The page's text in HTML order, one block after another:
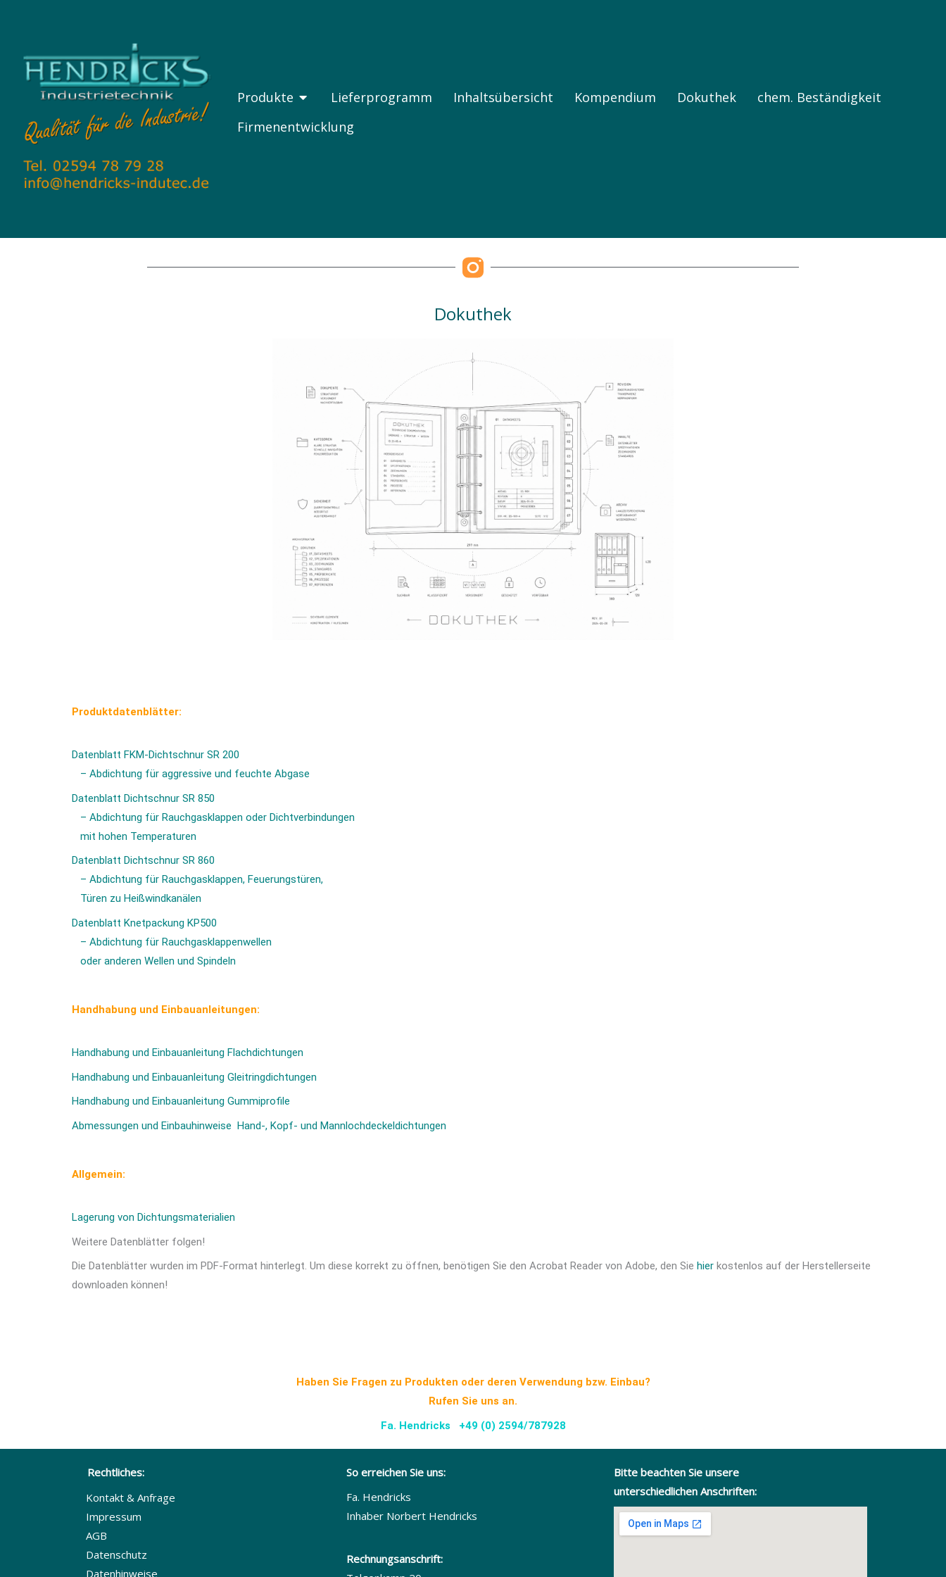
Produkte ÖFFNE PRODUKTE
Lieferprogramm Inhaltsübersicht Kompendium Dokuthek
chem. Beständigkeit
Firmenentwicklung
Dokuthek
Produktdatenblätter:
Datenblatt FKM-Dichtschnur SR 200
– Abdichtung für aggressive und feuchte Abgase
Datenblatt Dichtschnur SR 850
– Abdichtung für Rauchgasklappen oder Dichtverbindungen
mit hohen Temperaturen
Datenblatt Dichtschnur SR 860
– Abdichtung für Rauchgasklappen, Feuerungstüren,
Türen zu Heißwindkanälen
Datenblatt Knetpackung KP500
– Abdichtung für Rauchgasklappenwellen
oder anderen Wellen und Spindeln
Handhabung und Einbauanleitungen:
Handhabung und Einbauanleitung Flachdichtungen
Handhabung und Einbauanleitung Gleitringdichtungen
Handhabung und Einbauanleitung Gummiprofile
Abmessungen und Einbauhinweise Hand-, Kopf- und Mannlochdeckeldichtungen
Allgemein:
Lagerung von Dichtungsmaterialien
Weitere Datenblätter folgen!
Die Datenblätter wurden im PDF-Format hinterlegt. Um diese korrekt zu öffnen, benötigen Sie den Acrobat Reader von Adobe, den Sie hier kostenlos auf der Herstellerseite
downloaden können!
Haben Sie Fragen zu Produkten oder deren Verwendung bzw. Einbau?
Rufen Sie uns an.
Fa. Hendricks +49 (0) 2594/787928
Rechtliches:
Kontakt & Anfrage
Impressum
AGB
Datenschutz
Datenhinweise
So erreichen Sie uns:
Fa. Hendricks
Inhaber Norbert Hendricks
Rechnungsanschrift:
Bitte beachten Sie unsere
unterschiedlichen Anschriften: